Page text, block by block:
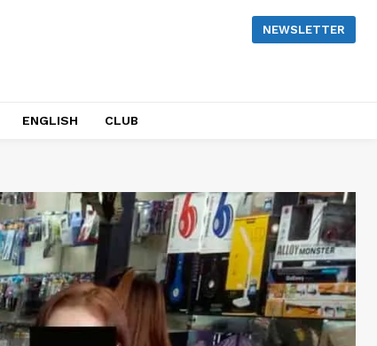
NEWSLETTER
ENGLISH CLUB